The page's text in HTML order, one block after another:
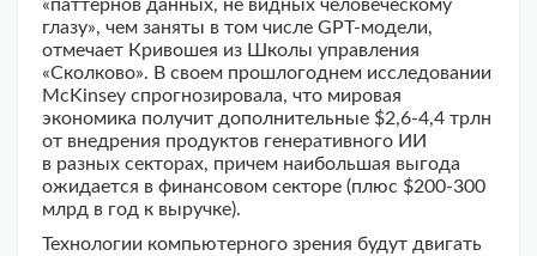
«паттернов данных, не видных человеческому
глазу», чем заняты в том числе GPT-модели,
отмечает Кривошея из Школы управления
«Сколково». В своем прошлогоднем исследовании
McKinsey спрогнозировала, что мировая
экономика получит дополнительные $2,6-4,4 трлн
от внедрения продуктов генеративного ИИ
в разных секторах, причем наибольшая выгода
ожидается в финансовом секторе (плюс $200-300
млрд в год к выручке).
Технологии компьютерного зрения будут двигать